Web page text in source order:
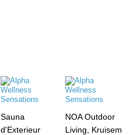
Sauna
d'Exterieur
NOA Outdoor
Living, Kruisem